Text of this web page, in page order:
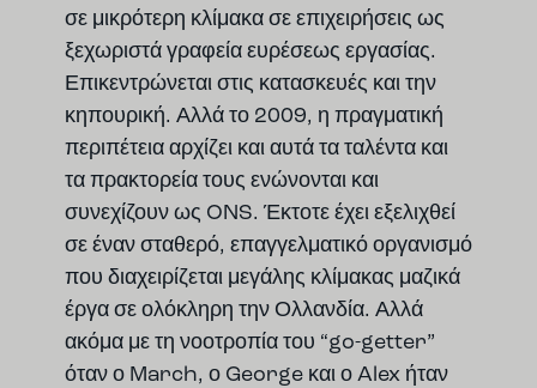
σε μικρότερη κλίμακα σε επιχειρήσεις ως
ξεχωριστά γραφεία ευρέσεως εργασίας.
Επικεντρώνεται στις κατασκευές και την
κηπουρική. Αλλά το 2009, η πραγματική
περιπέτεια αρχίζει και αυτά τα ταλέντα και
τα πρακτορεία τους ενώνονται και
συνεχίζουν ως ONS. Έκτοτε έχει εξελιχθεί
σε έναν σταθερό, επαγγελματικό οργανισμό
που διαχειρίζεται μεγάλης κλίμακας μαζικά
έργα σε ολόκληρη την Ολλανδία. Αλλά
ακόμα με τη νοοτροπία του “go-getter”
όταν ο March, ο George και ο Alex ήταν